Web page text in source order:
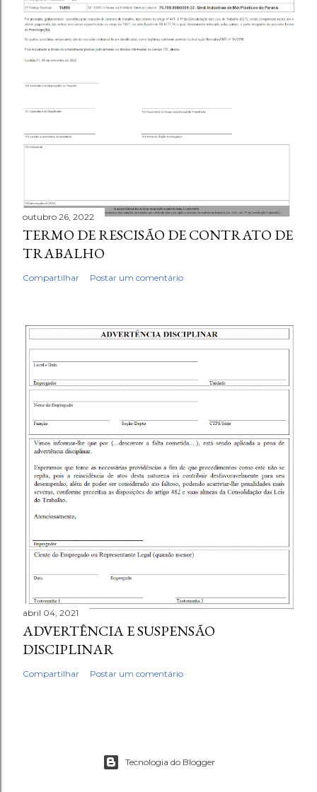
outubro 26, 2022
TERMO DE RESCISÃO DE CONTRATO DE
TRABALHO
Compartilhar Postar um comentário
abril 04, 2021
ADVERTÊNCIA E SUSPENSÃO
DISCIPLINAR
Compartilhar Postar um comentário
Tecnologia do Blogger